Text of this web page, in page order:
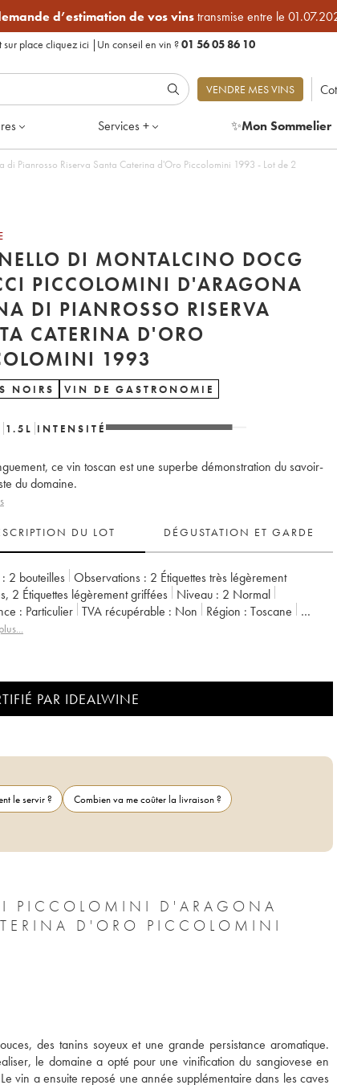
d’estimation de vos vinstransmise entre le
sur place cliquez ici | Un conseil en vin ?01 56 05 86 10
VENDRE MES VINS
Services + ✨Mon Sommelier
Pianrosso Riserva Santa Caterina d'Oro Piccolomini 1993 - Lot de 2
DI MONTALCINO DOCG
PICCOLOMINI D'ARAGONA
DI PIANROSSO RISERVA
CATERINA D'ORO
1993
NOIRS VIN DE GASTRONOMIE
1.5 L INTENSITÉ
ce vin toscan est une superbe démonstration du savoir-
du domaine.
DU LOT DÉGUSTATION ET GARDE
: 2 bouteilles Observations : 2 Étiquettes très légèrement
, 2 Étiquettes légèrement griffées Niveau : 2 Normal
: particulier TVA récupérable : non Région : Toscane
:
PAR IDEALWINE
le servir ?
Combien va me coûter la livraison ?
PICCOLOMINI D'ARAGONA
D'ORO PICCOLOMINI
des tanins soyeux et une grande persistance aromatique.
le domaine a opté pour une vinification du sangiovese en
vin a ensuite reposé une année supplémentaire dans les caves